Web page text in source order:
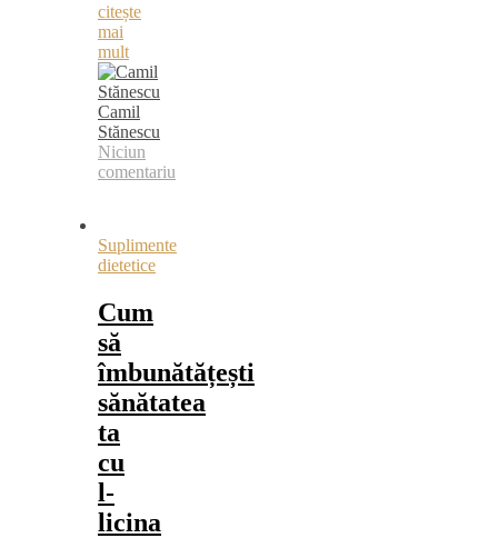
citește
mai
mult
Camil
Stănescu
Niciun
comentariu
Suplimente
dietetice
Cum
să
îmbunătățești
sănătatea
ta
cu
l-
licina